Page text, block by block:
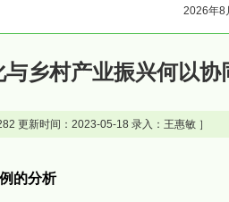
2026年8
乡村产业振兴何以协
更新时间：2023-05-18 录入：王惠敏 ］
的分析